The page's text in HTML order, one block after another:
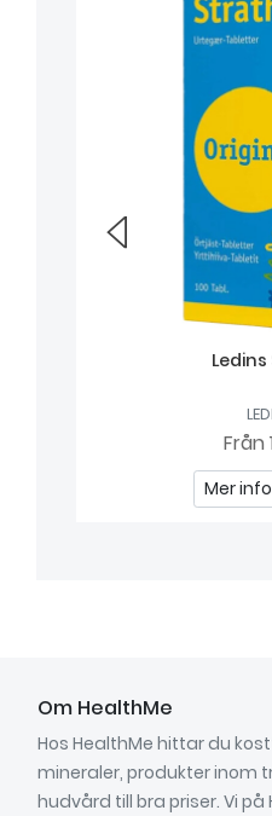
Från
Mer info
Om HealthMe
Hos HealthMe hittar du
mineraler, produkter inom
hudvård till bra priser. Vi